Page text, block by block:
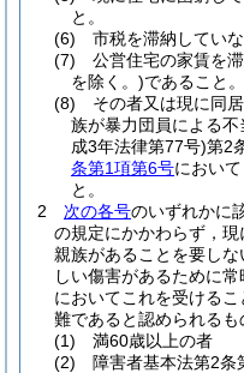
と。
(6)
市税を滞納してい
(7)
公営住宅の家賃を
を除く。)であること。
(8)
その者又は現に同
族が暴力団員による
成3年法律第77号)第2
条第1項第6号におい
と。
2
次の各号のいずれかに
の規定にかかわらず，
親族があることを要しな
しい傷害があるために
においてこれを受ける
難であると認められるも
(1)
満60歳以上の者
(2)
障害者基本法第2条